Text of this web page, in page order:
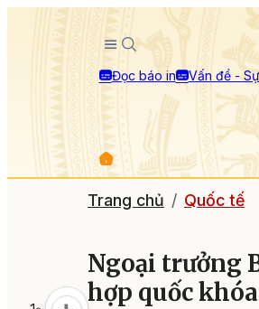
Đọc báo in Vấn đề -
Trang chủ Quốc tế
Ngoại trưởng
hợp quốc khóa